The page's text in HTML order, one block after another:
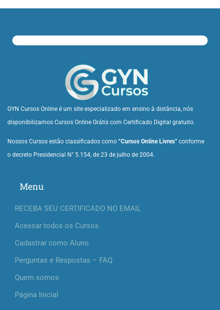
GYN Cursos Online é um site especializado em ensino à distância, nós
disponibilizamos Cursos Online Grátis com Certificado Digital gratuito.
Nossos Cursos estão classificados como “Cursos Online Livres” conforme
o decreto Presidencial N° 5.154, de 23 de julho de 2004.
Menu
RECEBA SEU CERTIFICADO NO EMAIL
Acessar todos os Cursos
Cadastrar como Aluno
Perguntas e Respostas – FAQ
Quem somos
Página Inicial